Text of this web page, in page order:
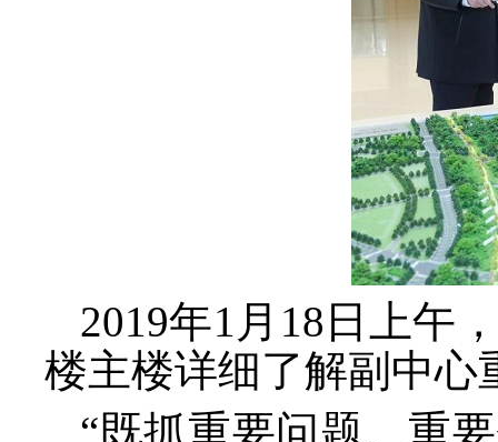
2019年1月18日上午
楼主楼详细了解副中心
“既抓重要问题、重